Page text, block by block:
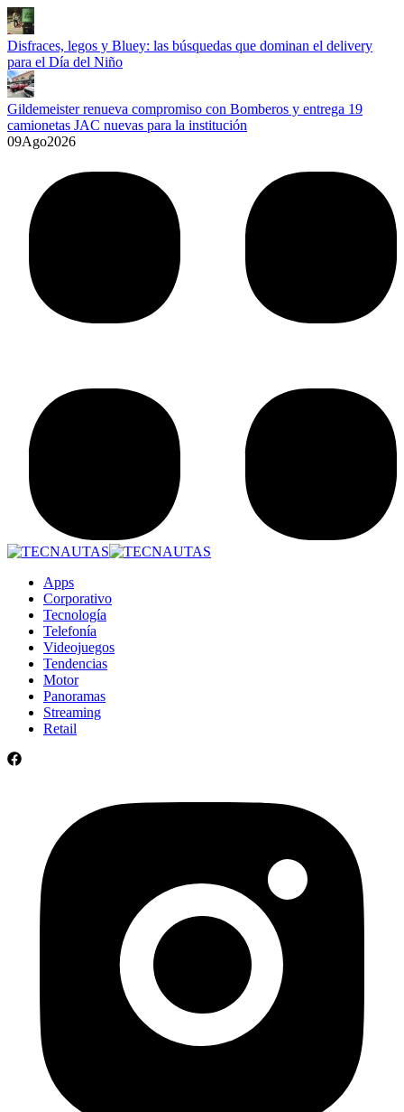
Disfraces, legos y Bluey: las búsquedas que dominan el delivery
para el Día del Niño
Gildemeister renueva compromiso con Bomberos y entrega 19
camionetas JAC nuevas para la institución
09Ago2026
Apps
Corporativo
Tecnología
Telefonía
Videojuegos
Tendencias
Motor
Panoramas
Streaming
Retail